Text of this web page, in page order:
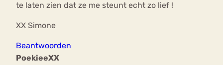
te laten zien dat ze me steunt echt zo lief !
XX Simone
Beantwoorden
PoekieeXX